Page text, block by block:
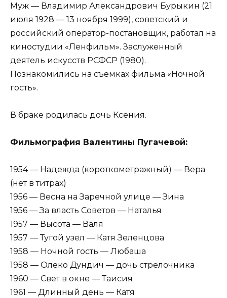
Муж — Владимир Александрович Бурыкин (21
июля 1928 — 13 ноября 1999), советский и
российский оператор-постановщик, работал на
киностудии «Ленфильм». Заслуженный
деятель искусств РСФСР (1980).
Познакомились на съемках фильма «Ночной
гость».
В браке родилась дочь Ксения.
Фильмография Валентины Пугачевой:
1954 — Надежда (короткометражный) — Вера
(нет в титрах)
1956 — Весна на Заречной улице — Зина
1956 — За власть Советов — Наталья
1957 — Высота — Валя
1957 — Тугой узел — Катя Зеленцова
1958 — Ночной гость — Любаша
1958 — Олеко Дундич — дочь стрелочника
1960 — Свет в окне — Таисия
1961 — Длинный день — Катя